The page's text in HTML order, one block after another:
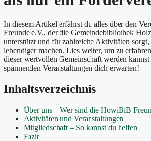
In diesem Artikel erfährst du alles über den
Freunde e.V., der die Gemeindebibliothek
unterstützt und für zahlreiche Aktivitäten
lebendiger machen. Lies weiter, um zu
dieser wertvollen Gemeinschaft werden
spannenden Veranstaltungen dich erwarten!
Inhaltsverzeichnis
Über uns – Wer sind die HowiBiB
Aktivitäten und Veranstaltungen
Mitgliedschaft – So kannst du helfen
Fazit